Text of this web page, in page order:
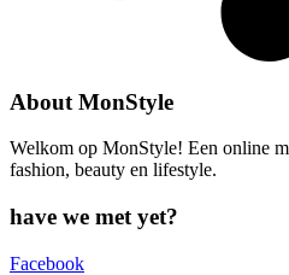
About MonStyle
Welkom op MonStyle! Een online
fashion, beauty en lifestyle.
have we met yet?
Facebook